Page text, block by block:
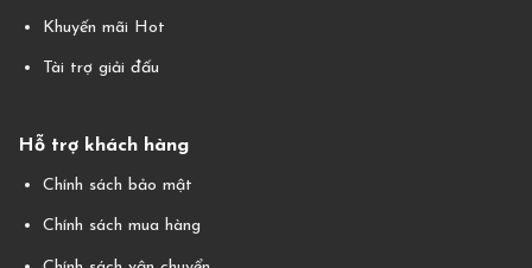
Khuyến mãi Hot
Tài trợ giải đấu
Hỗ trợ khách hàng
Chính sách bảo mật
Chính sách mua hàng